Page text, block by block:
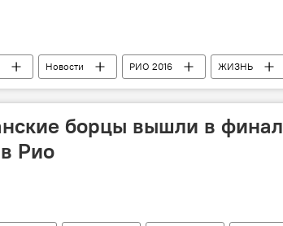
Новости РИО 2016 ЖИЗНЬ
борцы вышли в финал
Рио